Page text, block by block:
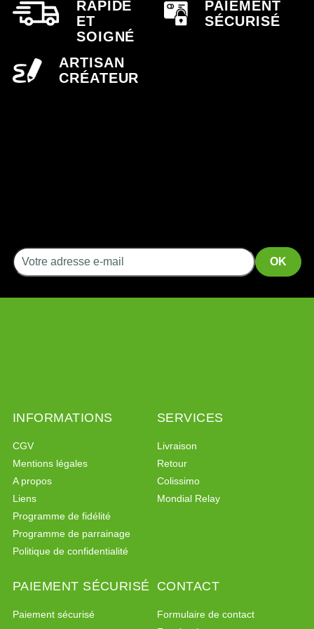
RAPIDE
ET
SOIGNÉ
PAIEMENT
SÉCURISÉ
ARTISAN
CRÉATEUR
INFORMATIONS
CGV
Mentions légales
A propos
Liens
Programme de fidélité
Programme de parrainage
Politique de confidentialité
SERVICES
Livraison
Retour
Colissimo
Mondial Relay
PAIEMENT SÉCURISÉ
Paiement sécurisé
CONTACT
Formulaire de contact